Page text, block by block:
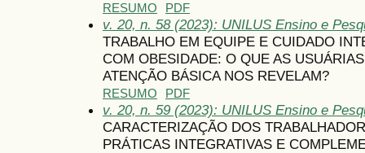
RESUMO PDF
v. 20, n. 58 (2023): UNILUS Ensino e
TRABALHO EM EQUIPE E CUIDADO
COM OBESIDADE: O QUE AS
ATENÇÃO BÁSICA NOS REVELAM?
RESUMO PDF
v. 20, n. 59 (2023): UNILUS Ensino e
CARACTERIZAÇÃO DOS
PRÁTICAS INTEGRATIVAS E